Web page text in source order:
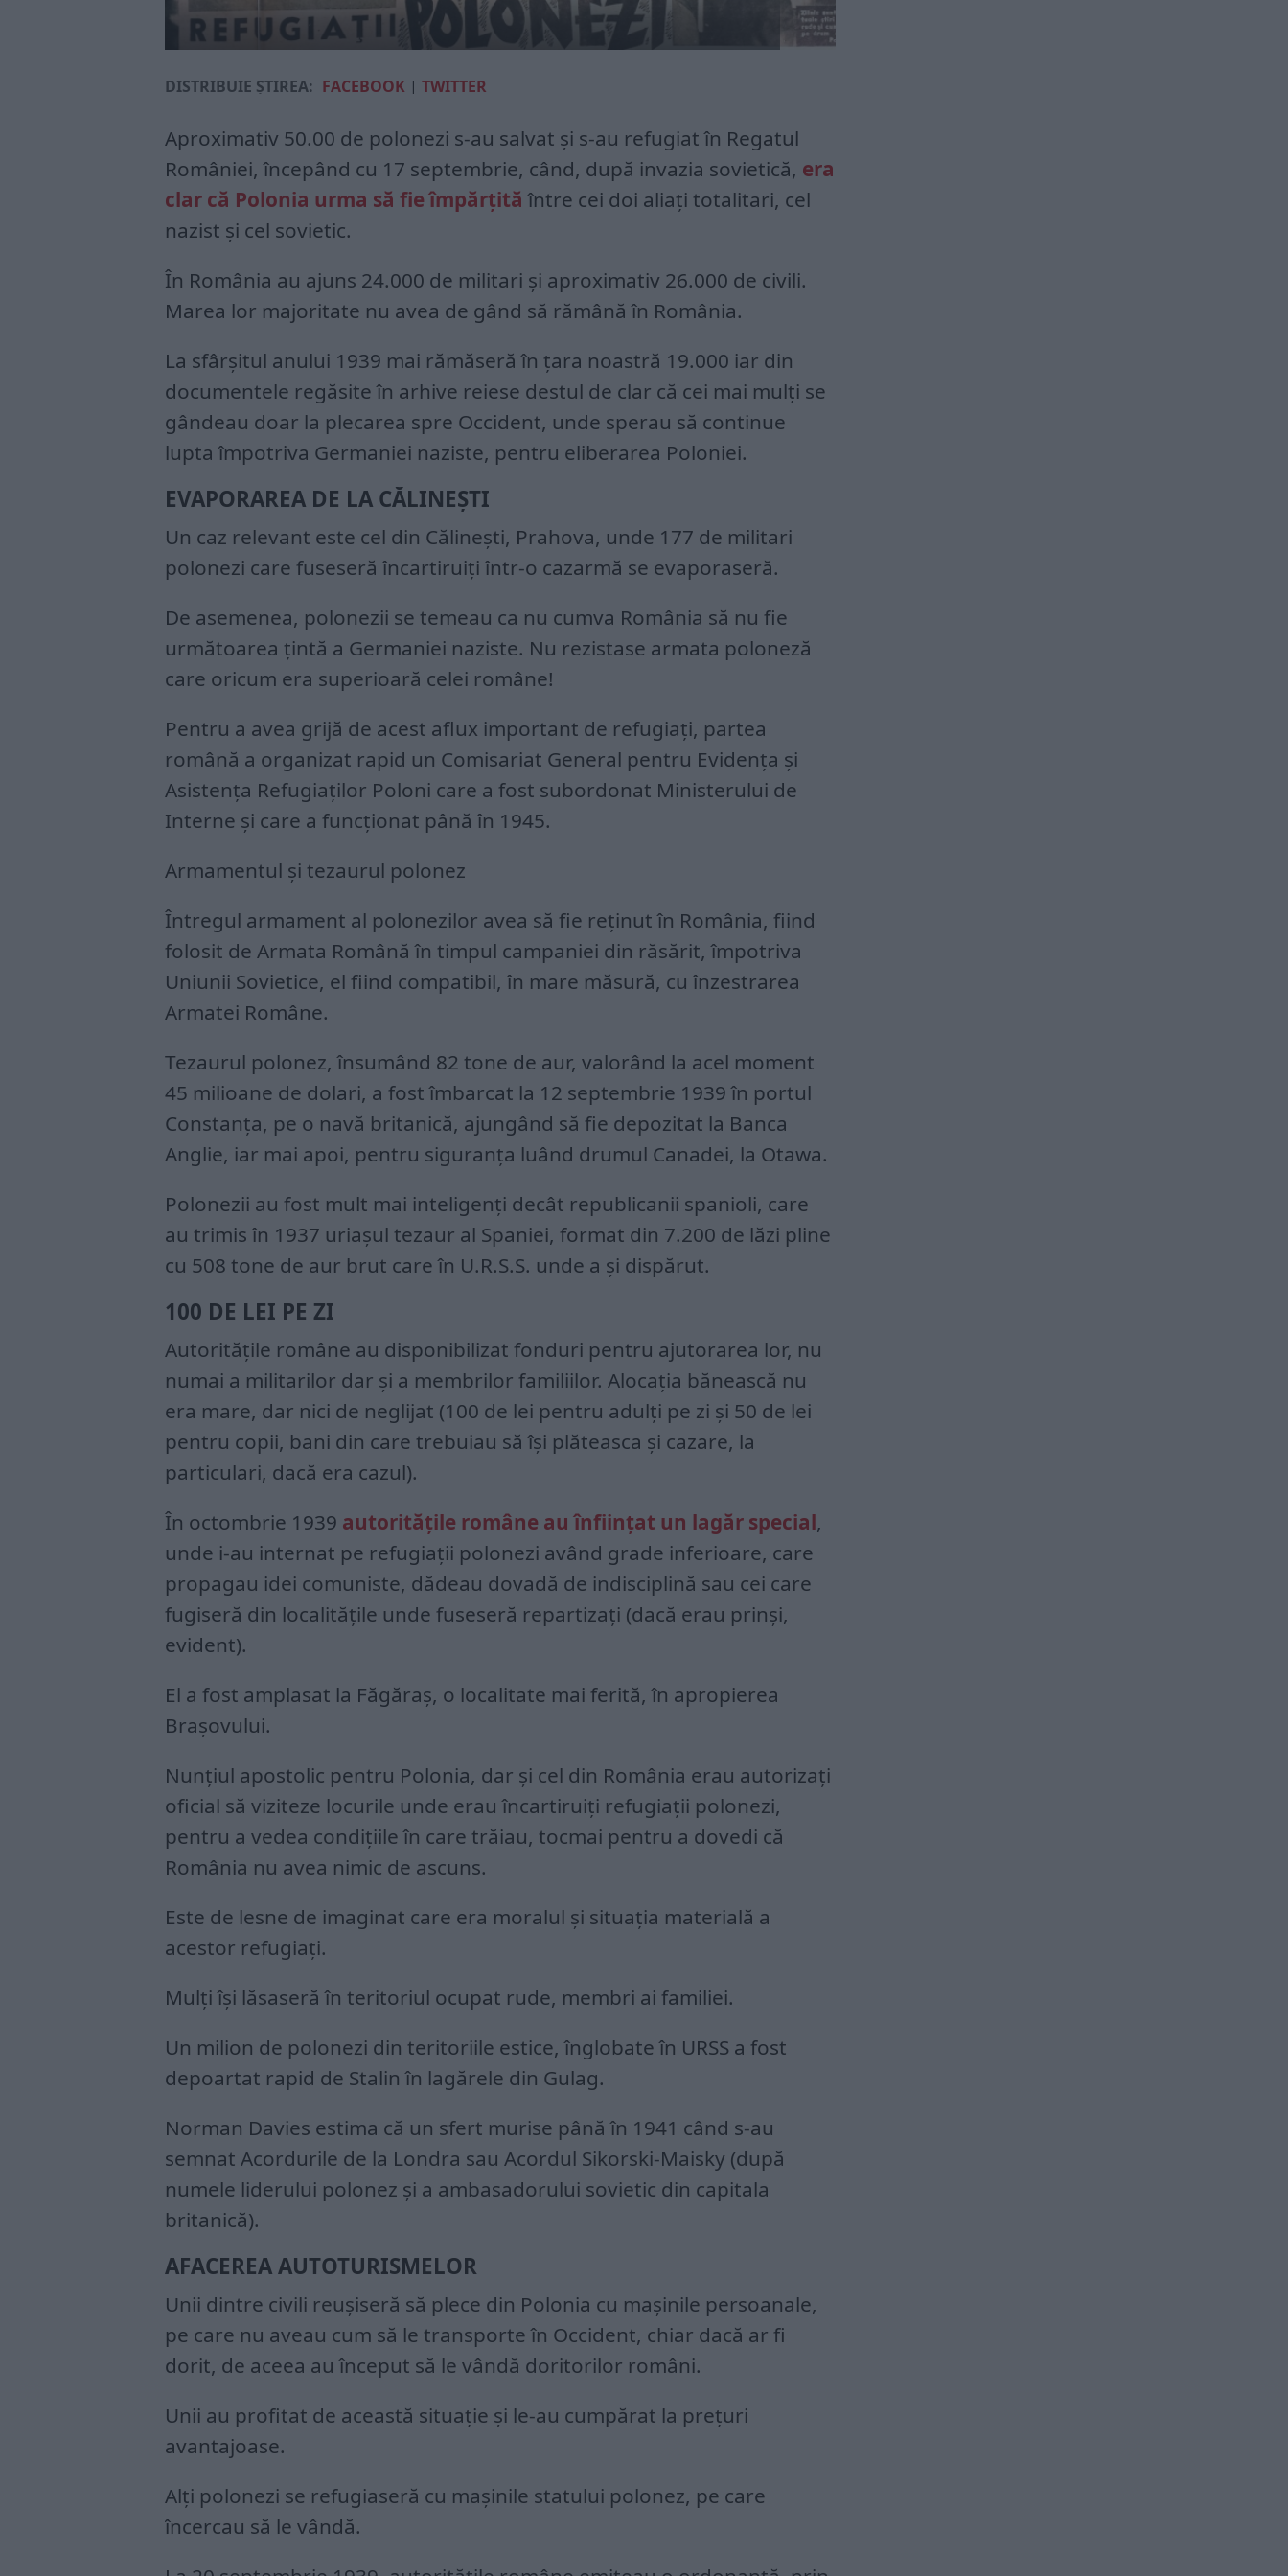
DISTRIBUIE ȘTIREA: FACEBOOK | TWITTER
Aproximativ 50.00 de polonezi s-au salvat și s-au refugiat în Regatul
României, începând cu 17 septembrie, când, după invazia sovietică, era
clar că Polonia urma să fie împărțită între cei doi aliați totalitari, cel
nazist și cel sovietic.
În România au ajuns 24.000 de militari și aproximativ 26.000 de civili.
Marea lor majoritate nu avea de gând să rămână în România.
La sfârșitul anului 1939 mai rămăseră în țara noastră 19.000 iar din
documentele regăsite în arhive reiese destul de clar că cei mai mulți se
gândeau doar la plecarea spre Occident, unde sperau să continue
lupta împotriva Germaniei naziste, pentru eliberarea Poloniei.
EVAPORAREA DE LA CĂLINEȘTI
Un caz relevant este cel din Călinești, Prahova, unde 177 de militari
polonezi care fuseseră încartiruiți într-o cazarmă se evaporaseră.
De asemenea, polonezii se temeau ca nu cumva România să nu fie
următoarea țintă a Germaniei naziste. Nu rezistase armata poloneză
care oricum era superioară celei române!
Pentru a avea grijă de acest aflux important de refugiați, partea
română a organizat rapid un Comisariat General pentru Evidența și
Asistența Refugiaților Poloni care a fost subordonat Ministerului de
Interne și care a funcționat până în 1945.
Armamentul și tezaurul polonez
Întregul armament al polonezilor avea să fie reținut în România, fiind
folosit de Armata Română în timpul campaniei din răsărit, împotriva
Uniunii Sovietice, el fiind compatibil, în mare măsură, cu înzestrarea
Armatei Române.
Tezaurul polonez, însumând 82 tone de aur, valorând la acel moment
45 milioane de dolari, a fost îmbarcat la 12 septembrie 1939 în portul
Constanța, pe o navă britanică, ajungând să fie depozitat la Banca
Anglie, iar mai apoi, pentru siguranța luând drumul Canadei, la Otawa.
Polonezii au fost mult mai inteligenți decât republicanii spanioli, care
au trimis în 1937 uriașul tezaur al Spaniei, format din 7.200 de lăzi pline
cu 508 tone de aur brut care în U.R.S.S. unde a și dispărut.
100 DE LEI PE ZI
Autoritățile române au disponibilizat fonduri pentru ajutorarea lor, nu
numai a militarilor dar și a membrilor familiilor. Alocația bănească nu
era mare, dar nici de neglijat (100 de lei pentru adulți pe zi și 50 de lei
pentru copii, bani din care trebuiau să își plăteasca și cazare, la
particulari, dacă era cazul).
În octombrie 1939 autoritățile române au înființat un lagăr special,
unde i-au internat pe refugiații polonezi având grade inferioare, care
propagau idei comuniste, dădeau dovadă de indisciplină sau cei care
fugiseră din localitățile unde fuseseră repartizați (dacă erau prinși,
evident).
El a fost amplasat la Făgăraș, o localitate mai ferită, în apropierea
Brașovului.
Nunțiul apostolic pentru Polonia, dar și cel din România erau autorizați
oficial să viziteze locurile unde erau încartiruiți refugiații polonezi,
pentru a vedea condițiile în care trăiau, tocmai pentru a dovedi că
România nu avea nimic de ascuns.
Este de lesne de imaginat care era moralul și situația materială a
acestor refugiați.
Mulți își lăsaseră în teritoriul ocupat rude, membri ai familiei.
Un milion de polonezi din teritoriile estice, înglobate în URSS a fost
depoartat rapid de Stalin în lagărele din Gulag.
Norman Davies estima că un sfert murise până în 1941 când s-au
semnat Acordurile de la Londra sau Acordul Sikorski-Maisky (după
numele liderului polonez și a ambasadorului sovietic din capitala
britanică).
AFACEREA AUTOTURISMELOR
Unii dintre civili reușiseră să plece din Polonia cu mașinile persoanale,
pe care nu aveau cum să le transporte în Occident, chiar dacă ar fi
dorit, de aceea au început să le vândă doritorilor români.
Unii au profitat de această situație și le-au cumpărat la prețuri
avantajoase.
Alți polonezi se refugiaseră cu mașinile statului polonez, pe care
încercau să le vândă.